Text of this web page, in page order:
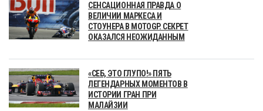
СЕНСАЦИОННАЯ ПРАВДА О
ВЕЛИЧИИ МАРКЕСА И
СТОУНЕРА В MOTOGP. СЕКРЕТ
ОКАЗАЛСЯ НЕОЖИДАННЫМ
«СЕБ, ЭТО ГЛУПО!» ПЯТЬ
ЛЕГЕНДАРНЫХ МОМЕНТОВ В
ИСТОРИИ ГРАН ПРИ
МАЛАЙЗИИ